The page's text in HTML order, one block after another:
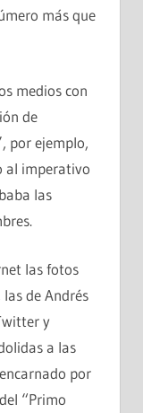
más que
medios con
de
por ejemplo,
al imperativo
las
las fotos
de Andrés
y
a las
por
“Primo